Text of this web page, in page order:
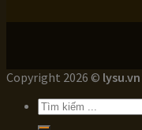
Copyright 2026 © lysu.vn
Tìm